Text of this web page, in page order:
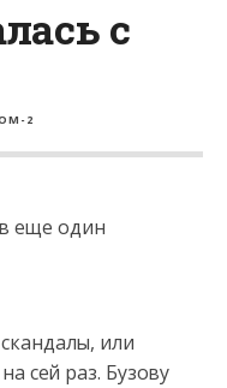
с
2
еще один
или
сей раз. Бузову